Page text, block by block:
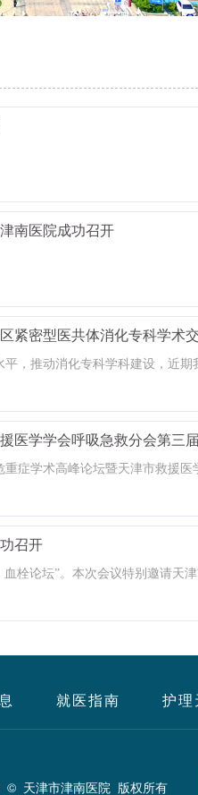
南医院成功召开
紧密型医共体消化专科学术
，推动消化专科学科建设，近
医学学会呼吸急救分会第三
症学术高峰论坛暨天津市救援
召开
栓论坛”。本次会议特别邀请天
就医指南 护理
© 天津市津南医院 版权所有